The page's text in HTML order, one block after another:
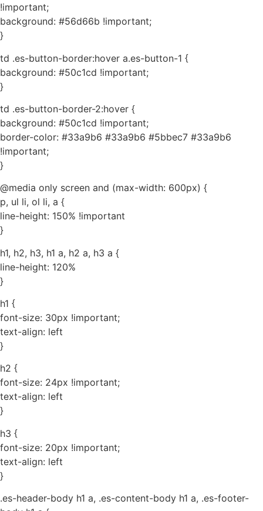
!important;
background: #56d66b !important;
}
td .es-button-border:hover a.es-button-1 {
background: #50c1cd !important;
}
td .es-button-border-2:hover {
background: #50c1cd !important;
border-color: #33a9b6 #33a9b6 #5bbec7 #33a9b6
!important;
}
@media only screen and (max-width: 600px) {
p, ul li, ol li, a {
line-height: 150% !important
}
h1, h2, h3, h1 a, h2 a, h3 a {
line-height: 120%
}
h1 {
font-size: 30px !important;
text-align: left
}
h2 {
font-size: 24px !important;
text-align: left
}
h3 {
font-size: 20px !important;
text-align: left
}
.es-header-body h1 a, .es-content-body h1 a, .es-footer-